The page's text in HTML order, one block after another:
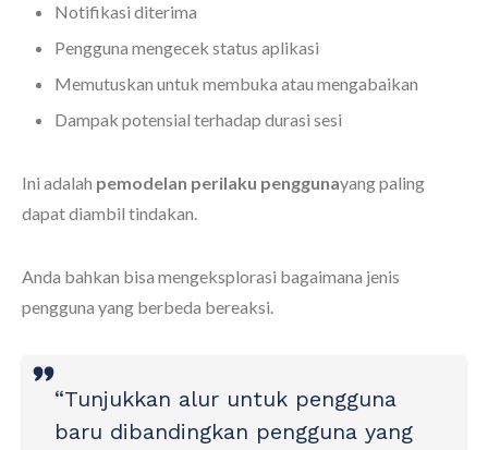
Notifikasi diterima
Pengguna mengecek status aplikasi
Memutuskan untuk membuka atau mengabaikan
Dampak potensial terhadap durasi sesi
Ini adalah pemodelan perilaku penggunayang paling
dapat diambil tindakan.
Anda bahkan bisa mengeksplorasi bagaimana jenis
pengguna yang berbeda bereaksi.
“Tunjukkan alur untuk pengguna
baru dibandingkan pengguna yang